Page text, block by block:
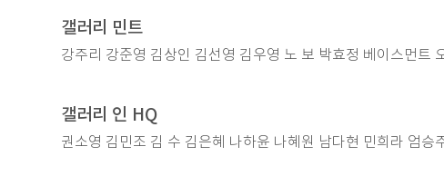
​갤러리 민트
강주리 강준영 김상인 김선영 김우영 노 보 박효정 베이스먼
​갤러리 인 HQ
권소영 김민조 김 수 김은혜 나하윤 나혜원 남다현 민희라 엄